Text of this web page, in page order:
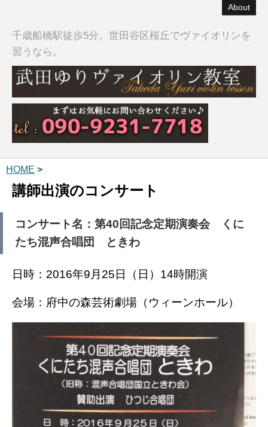
About
千歳船橋駅徒歩5分。世田谷区桜丘でヴァイオリンを
習うなら。
HOME >
講師出演のコンサート
コンサート名：第40回記念定期演奏会 くに
たち混声合唱団 ときわ
日時：2016年9月25日（日）14時開演
会場：府中の森芸術劇場（ウィーンホール）